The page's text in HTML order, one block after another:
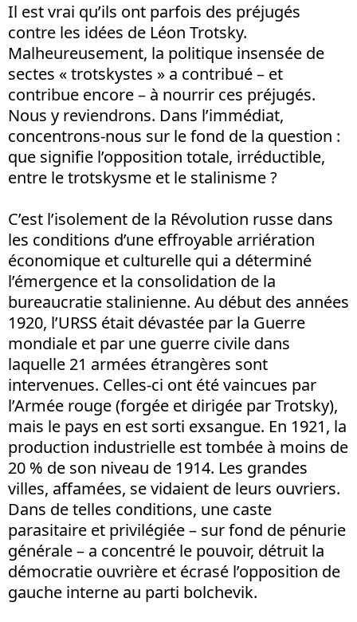
Il est vrai qu’ils ont parfois des préjugés
contre les idées de Léon Trotsky.
Malheureusement, la politique insensée de
sectes « trotskystes » a contribué – et
contribue encore – à nourrir ces préjugés.
Nous y reviendrons. Dans l’immédiat,
concentrons-nous sur le fond de la question :
que signifie l’opposition totale, irréductible,
entre le trotskysme et le stalinisme ?
C’est l’isolement de la Révolution russe dans
les conditions d’une effroyable arriération
économique et culturelle qui a déterminé
l’émergence et la consolidation de la
bureaucratie stalinienne. Au début des années
1920, l’URSS était dévastée par la Guerre
mondiale et par une guerre civile dans
laquelle 21 armées étrangères sont
intervenues. Celles-ci ont été vaincues par
l’Armée rouge (forgée et dirigée par Trotsky),
mais le pays en est sorti exsangue. En 1921, la
production industrielle est tombée à moins de
20 % de son niveau de 1914. Les grandes
villes, affamées, se vidaient de leurs ouvriers.
Dans de telles conditions, une caste
parasitaire et privilégiée – sur fond de pénurie
générale – a concentré le pouvoir, détruit la
démocratie ouvrière et écrasé l’opposition de
gauche interne au parti bolchevik.